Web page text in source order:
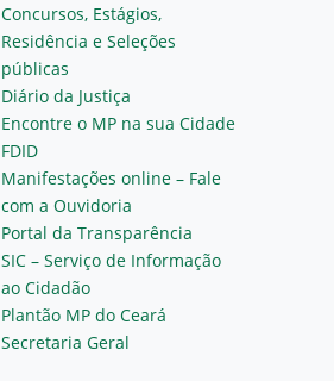
Concursos, Estágios,
Residência e Seleções
públicas
Diário da Justiça
Encontre o MP na sua Cidade
FDID
Manifestações online – Fale
com a Ouvidoria
Portal da Transparência
SIC – Serviço de Informação
ao Cidadão
Plantão MP do Ceará
Secretaria Geral